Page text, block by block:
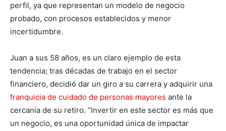
perfil, ya que representan un modelo de negocio
probado, con procesos establecidos y menor
incertidumbre.
Juan a sus 58 años, es un claro ejemplo de esta
tendencia; tras décadas de trabajo en el sector
financiero, decidió dar un giro a su carrera y adquirir una
franquicia de cuidado de personas mayores ante la
cercanía de su retiro. “Invertir en este sector es más que
un negocio, es una oportunidad única de impactar